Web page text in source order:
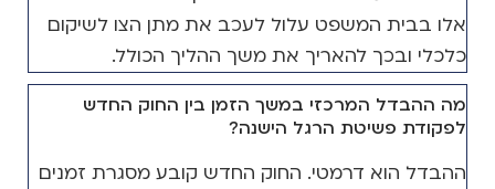
אלו בבית המשפט עלול לעכב את מתן הצו לשיקום
כלכלי ובכך להאריך את משך ההליך הכולל.
מה ההבדל המרכזי במשך הזמן בין החוק החדש
לפקודת פשיטת הרגל הישנה?
ההבדל הוא דרמטי. החוק החדש קובע מסגרת זמנים